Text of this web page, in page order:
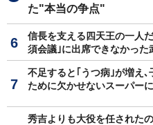
た"本当の争点"
信長を支える四天王の一人
須会議｣に出席できなかった
不足すると｢うつ病｣が増え
ために欠かせないスーパー
秀吉よりも大役を任された